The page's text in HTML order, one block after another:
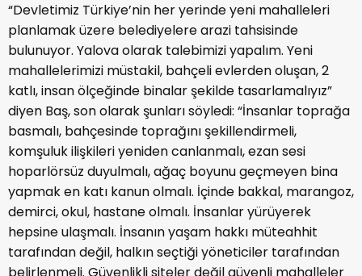
“Devletimiz Türkiye’nin her yerinde yeni mahalleleri
planlamak üzere belediyelere arazi tahsisinde
bulunuyor. Yalova olarak talebimizi yapalım. Yeni
mahallelerimizi müstakil, bahçeli evlerden oluşan, 2
katlı, insan ölçeğinde binalar şekilde tasarlamalıyız”
diyen Baş, son olarak şunları söyledi: “İnsanlar toprağa
basmalı, bahçesinde toprağını şekillendirmeli,
komşuluk ilişkileri yeniden canlanmalı, ezan sesi
hoparlörsüz duyulmalı, ağaç boyunu geçmeyen bina
yapmak en katı kanun olmalı. İçinde bakkal, marangoz,
demirci, okul, hastane olmalı. İnsanlar yürüyerek
hepsine ulaşmalı. İnsanın yaşam hakkı müteahhit
tarafından değil, halkın seçtiği yöneticiler tarafından